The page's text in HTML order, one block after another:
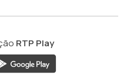
RTP Play